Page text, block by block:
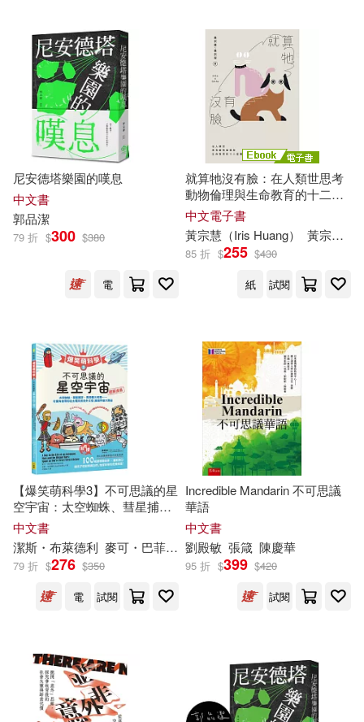
本書編委會(2) 朱家安(2)
朱志榮(2)
朱立安‧巴吉尼(2)
朵思．伊斯頓(2) 李哲罕(2)
李宗澤(2) 李德毅(2)
李明建（主編）(2) 李永華(2)
林大為(2) 林山田著(2)
林斯諺(2)
林琳(2) 林遠澤(2)
柄谷行人(2) 柳映書(2)
梁敏，（德）聶黎曦（主編）(2)
西安電子科技大學出版社(6)
青島出版社(6) ECM(5)
Naxos(5) 上海教育出版社(5)
上海社會科學院出版社(5)
中國農業出版社(5)
九州出版社(5)
人民教育出版社(5) 先覺(5)
吉林大學出版社(5)
大石國際文化(5)
天津大學出版社(5)
山東人民出版社(5)
心靈工坊(5) 樂律(5)
尼安德塔樂園的嘆息
中文書
郭品潔
79 折 $300 $380
電
就算牠沒有臉：在人類世思考
動物倫理與生命教育的十二道
難題 (電子書)
中文電子書
黃宗慧（Iris Huang）
黃宗潔
85 折 $255 $430
紙
試閱
【爆笑萌科學3】不可思議的星
空宇宙：太空蜘蛛、彗星捕
手、黑洞義大利麵.....可愛角色
帶你從太陽系飛向外太空，發
現宇宙大奧祕
中文書
潔斯・布萊德利 麥可・巴菲爾 何修瑜
79 折 $276 $350
電
試閱
Incredible Mandarin 不可思議
華語
中文書
劉殿敏 張箴 陳慶華
95 折 $399 $420
試閱